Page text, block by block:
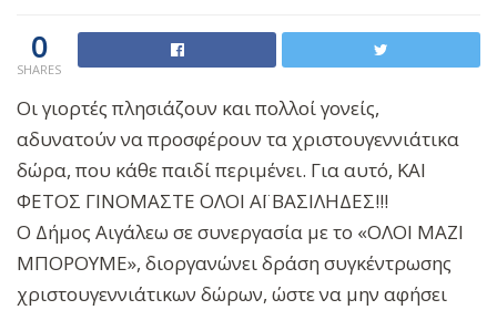
0
SHARES
Οι γιορτές πλησιάζουν και πολλοί γονείς,
αδυνατούν να προσφέρουν τα χριστουγεννιάτικα
δώρα, που κάθε παιδί περιμένει. Για αυτό, ΚΑΙ
ΦΕΤΟΣ ΓΙΝΟΜΑΣΤΕ ΟΛΟΙ ΑΪ ΒΑΣΙΛΗΔΕΣ!!!
Ο Δήμος Αιγάλεω σε συνεργασία με το «ΟΛΟΙ ΜΑΖΙ
ΜΠΟΡΟΥΜΕ», διοργανώνει δράση συγκέντρωσης
χριστουγεννιάτικων δώρων, ώστε να μην αφήσει